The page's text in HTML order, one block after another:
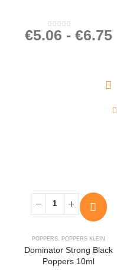
0out of 5
€5.06 - €6.75
POPPERS POPPERS KLEIN
Dominator Strong Black
Poppers 10ml